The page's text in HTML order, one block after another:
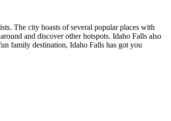
The city boasts of several popular places with
and discover other hotspots. Idaho Falls also
family destination, Idaho Falls has got you